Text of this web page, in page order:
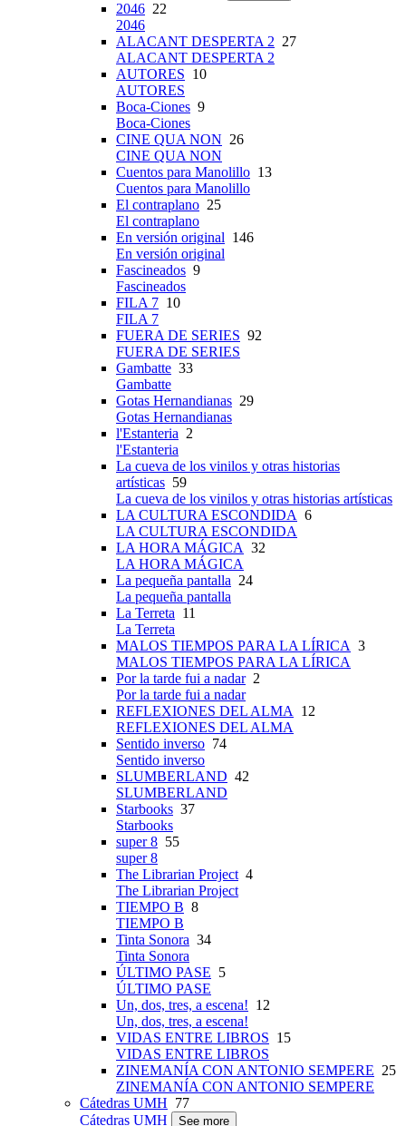
2046 22
2046
ALACANT DESPERTA 2 27
ALACANT DESPERTA 2
AUTORES 10
AUTORES
Boca-Ciones 9
Boca-Ciones
CINE QUA NON 26
CINE QUA NON
Cuentos para Manolillo 13
Cuentos para Manolillo
El contraplano 25
El contraplano
En versión original 146
En versión original
Fascineados 9
Fascineados
FILA 7 10
FILA 7
FUERA DE SERIES 92
FUERA DE SERIES
Gambatte 33
Gambatte
Gotas Hernandianas 29
Gotas Hernandianas
l'Estanteria 2
l'Estanteria
La cueva de los vinilos y otras historias
artísticas 59
La cueva de los vinilos y otras historias artísticas
LA CULTURA ESCONDIDA 6
LA CULTURA ESCONDIDA
LA HORA MÁGICA 32
LA HORA MÁGICA
La pequeña pantalla 24
La pequeña pantalla
La Terreta 11
La Terreta
MALOS TIEMPOS PARA LA LÍRICA 3
MALOS TIEMPOS PARA LA LÍRICA
Por la tarde fui a nadar2
Por la tarde fui a nadar
REFLEXIONES DEL ALMA
12
REFLEXIONES DEL ALMA
Sentido inverso 74
Sentido inverso
SLUMBERLAND 42
SLUMBERLAND
Starbooks 37
Starbooks
super 8 55
super 8
The Librarian Project 4
The Librarian Project
TIEMPO B 8
TIEMPO B
Tinta Sonora 34
Tinta Sonora
ÚLTIMO PASE 5
ÚLTIMO PASE
Un, dos, tres, a escena! 12
Un, dos, tres, a escena!
VIDAS ENTRE LIBROS 15
VIDAS ENTRE LIBROS
ZINEMANÍA CON ANTONIO SEMPERE 25
ZINEMANÍA CON ANTONIO SEMPERE
Cátedras UMH 77
Cátedras UMH
See more